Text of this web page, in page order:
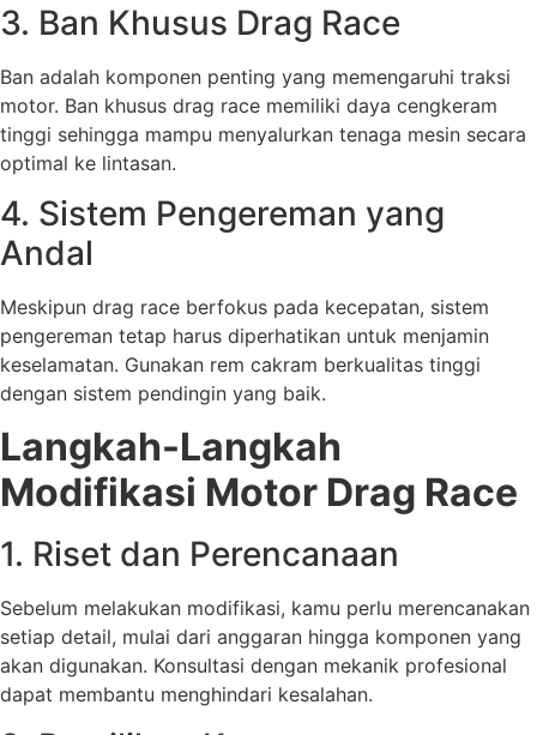
3. Ban Khusus Drag Race
Ban adalah komponen penting yang memengaruhi traksi
motor. Ban khusus drag race memiliki daya cengkeram
tinggi sehingga mampu menyalurkan tenaga mesin secara
optimal ke lintasan.
4. Sistem Pengereman yang
Andal
Meskipun drag race berfokus pada kecepatan, sistem
pengereman tetap harus diperhatikan untuk menjamin
keselamatan. Gunakan rem cakram berkualitas tinggi
dengan sistem pendingin yang baik.
Langkah-Langkah
Modifikasi Motor Drag Race
1. Riset dan Perencanaan
Sebelum melakukan modifikasi, kamu perlu merencanakan
setiap detail, mulai dari anggaran hingga komponen yang
akan digunakan. Konsultasi dengan mekanik profesional
dapat membantu menghindari kesalahan.